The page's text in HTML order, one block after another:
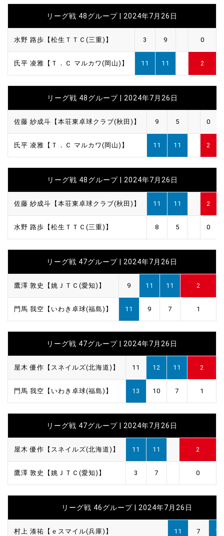
リーグ戦 48グループ | 2024年7月26日
水野 路歩【松生ＴＴＣ(三重)】 3 9 0
氏平 凌雅【Ｔ．Ｃ マルカワ(岡山)】 11 11 2
リーグ戦 48グループ | 2024年7月26日
佐藤 紗成斗【本荘東卓球クラブ(秋田)】 9 5 0
氏平 凌雅【Ｔ．Ｃ マルカワ(岡山)】 11 11 2
リーグ戦 48グループ | 2024年7月26日
佐藤 紗成斗【本荘東卓球クラブ(秋田)】 11 11 2
水野 路歩【松生ＴＴＣ(三重)】 8 5 0
リーグ戦 47グループ | 2024年7月26日
鷹澤 敦史【姚ＪＴＣ(愛知)】 9 11 11 2
門馬 我空【いわき卓球(福島)】 11 9 7 1
リーグ戦 47グループ | 2024年7月26日
屋木 優作【スネイルズ(北海道)】 11 12 11 2
門馬 我空【いわき卓球(福島)】 13 10 7 1
リーグ戦 47グループ | 2024年7月26日
屋木 優作【スネイルズ(北海道)】 11 11 2
鷹澤 敦史【姚ＪＴＣ(愛知)】 3 7 0
リーグ戦 46グループ | 2024年7月26日
村上 湊祐【ｅスマイル(兵庫)】 11 7 11